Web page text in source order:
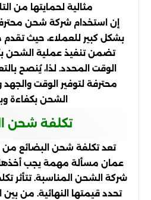
مثالية لحمايتها من
إن استخدام شركة شحن
بشكل كبير للعملاء، حيث
تضمن تنفيذ عملية الشحن
الوقت المحدد. لذا، يُنصح
محترفة لتوفير الوقت
الشحن بكفاءة
تكلفة شحن
تعد تكلفة شحن البضائع من
عمان مسألة مهمة يجب أخذها
شركة الشحن المناسبة. تتأثر
تحدد قيمتها النهائية. من بين